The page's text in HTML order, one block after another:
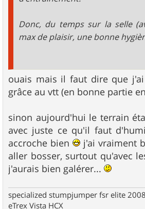
Donc, du temps sur la selle
max de plaisir, une bonne
ouais mais il faut dire que
grâce au vtt (en bonne partie
sinon aujourd'hui le terrain
avec juste ce qu'il faut
accroche bien
j'ai vraiment
aller bosser, surtout qu'avec
j'aurais bien galérer...
specialized stumpjumper fsr elite 2008
eTrex Vista HCX